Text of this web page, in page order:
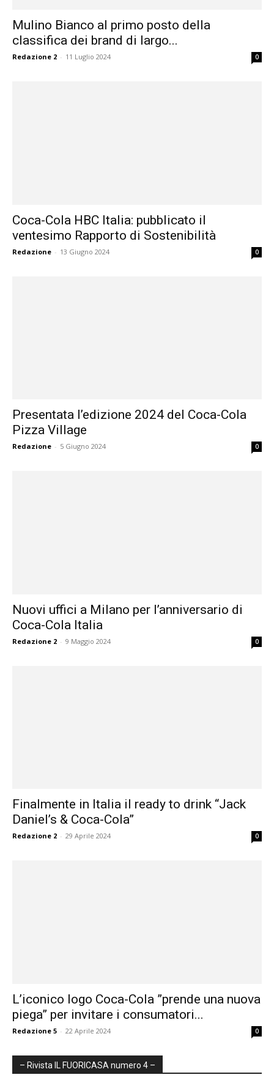
Mulino Bianco al primo posto della
classifica dei brand di largo...
Redazione 2 - 11 Luglio 2024 0
Coca-Cola HBC Italia: pubblicato il
ventesimo Rapporto di Sostenibilità
Redazione - 13 Giugno 2024 0
Presentata l’edizione 2024 del Coca-Cola
Pizza Village
Redazione - 5 Giugno 2024 0
Nuovi uffici a Milano per l’anniversario di
Coca-Cola Italia
Redazione 2 - 9 Maggio 2024 0
Finalmente in Italia il ready to drink “Jack
Daniel’s & Coca-Cola”
Redazione 2 - 29 Aprile 2024 0
L’iconico logo Coca-Cola ”prende una nuova
piega” per invitare i consumatori...
Redazione 5 - 22 Aprile 2024 0
– Rivista IL FUORICASA numero 4 –